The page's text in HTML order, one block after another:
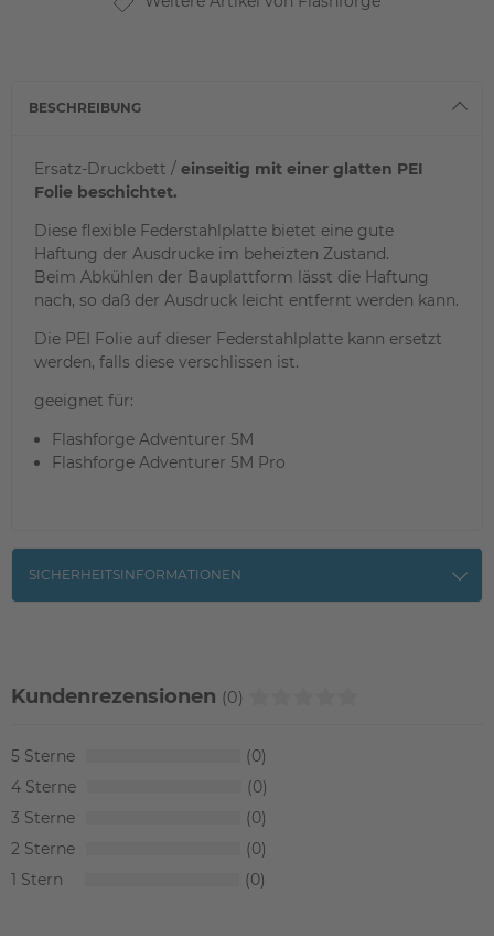
BESCHREIBUNG
Ersatz-Druckbett / einseitig mit einer glatten PEI
Folie beschichtet.
Diese flexible Federstahlplatte bietet eine gute
Haftung der Ausdrucke im beheizten Zustand.
Beim Abkühlen der Bauplattform lässt die Haftung
nach, so daß der Ausdruck leicht entfernt werden kann.
Die PEI Folie auf dieser Federstahlplatte kann ersetzt
werden, falls diese verschlissen ist.
geeignet für:
Flashforge Adventurer 5M
Flashforge Adventurer 5M Pro
SICHERHEITSINFORMATIONEN
Kundenrezensionen (0)
5
0
4
0
3
0
2
0
1
0